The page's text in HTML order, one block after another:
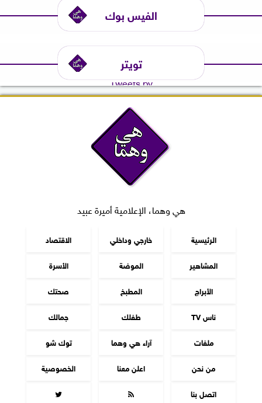
الفيس بوك
تويتر
Tweets by
هي وهما، الإعلامية أميرة عبيد
الرئيسية خارجي وداخلي
الاقتصاد
المشاهير
الموضة
الأسرة
الأبراج
المطبخ
صحتك
ناس TV
طفلك
جمالك
ملفات
آراء هي وهما
توك شو
من نحن
اعلن معنا
الخصوصية
اتصل بنا

